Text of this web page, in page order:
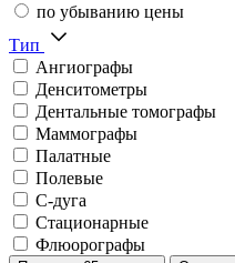
по убыванию цены
Тип
Ангиографы
Денситометры
Дентальные томографы
Маммографы
Палатные
Полевые
С-дуга
Стационарные
Флюорографы